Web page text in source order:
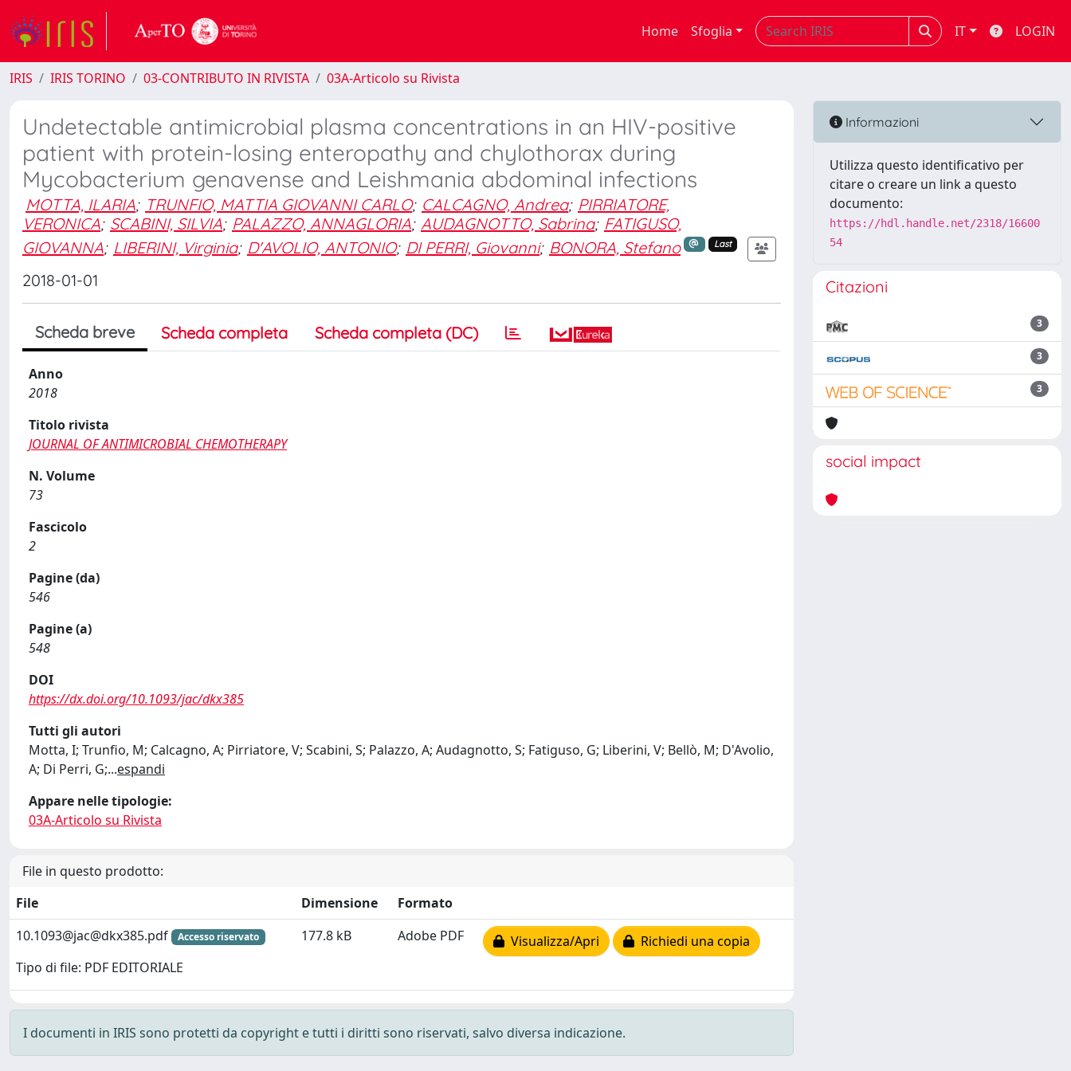
Home Sfoglia IT LOGIN
IRIS IRIS TORINO 03-CONTRIBUTO IN RIVISTA 03A-Articolo su Rivista
Undetectable antimicrobial plasma concentrations in an HIV-positive
patient with protein-losing enteropathy and chylothorax during
Mycobacterium genavense and Leishmania abdominal infections
MOTTA, ILARIA; TRUNFIO, MATTIA GIOVANNI CARLO; CALCAGNO, Andrea; PIRRIATORE,
VERONICA; SCABINI, SILVIA; PALAZZO, ANNAGLORIA; AUDAGNOTTO, Sabrina; FATIGUSO,
GIOVANNA; LIBERINI, Virginia; D'AVOLIO, ANTONIO; DI PERRI, Giovanni; BONORA, Stefano Last
2018-01-01
Scheda breve Scheda completa Scheda completa (DC)
Anno
2018
Titolo rivista
JOURNAL OF ANTIMICROBIAL CHEMOTHERAPY
N. Volume
73
Fascicolo
2
Pagine (da)
546
Pagine (a)
548
DOI
https://dx.doi.org/10.1093/jac/dkx385
Tutti gli autori
Motta, I; Trunfio, M; Calcagno, A; Pirriatore, V; Scabini, S; Palazzo, A; Audagnotto, S; Fatiguso, G; Liberini, V; Bellò, M; D'Avolio,
A; Di Perri, G;...espandi
Appare nelle tipologie:
03A-Articolo su Rivista
File in questo prodotto:
File
Dimensione
Formato
10.1093@jac@dkx385.pdf Accesso riservato
Tipo di file: PDF EDITORIALE
177.8 kB Adobe PDF Visualizza/Apri Richiedi una copia
I documenti in IRIS sono protetti da copyright e tutti i diritti sono riservati, salvo diversa indicazione.
Informazioni
Utilizza questo identificativo per
citare o creare un link a questo
documento:
https://hdl.handle.net/2318/16600
54
Citazioni
3
3
3
social impact